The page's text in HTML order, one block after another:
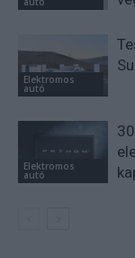
Elektromos
autó
Elektromos
autó